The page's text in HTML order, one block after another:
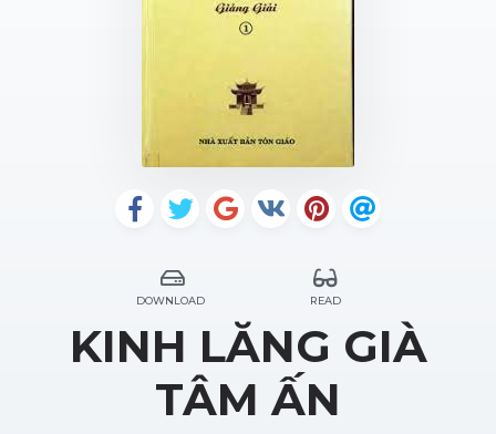
DOWNLOAD READ
KINH LĂNG GIÀ
TÂM ẤN